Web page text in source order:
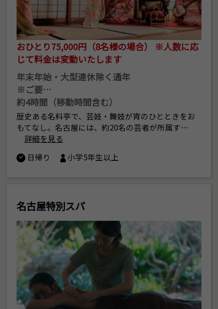
おひとり75,000円（8名様の場合） ※人数に応
じて料金は変動いたします
年末年始・大型連休除く通年
※ご要…
約4時間（移動時間含む）
歴史ある名料亭で、芸妓・舞妓が宵のひとときをお
もてなし。名古屋には、約20名の芸者が所属す…
詳細を見る
日帰り
小学5年生以上
名古屋特別スパ